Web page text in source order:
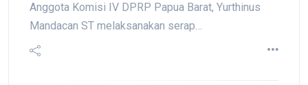
Anggota Komisi IV DPRP Papua Barat, Yurthinus
Mandacan ST melaksanakan serap…